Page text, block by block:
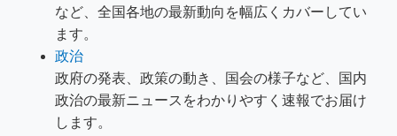
など、全国各地の最新動向を幅広くカバーしてい
ます。
政治
政府の発表、政策の動き、国会の様子など、国内
政治の最新ニュースをわかりやすく速報でお届け
します。